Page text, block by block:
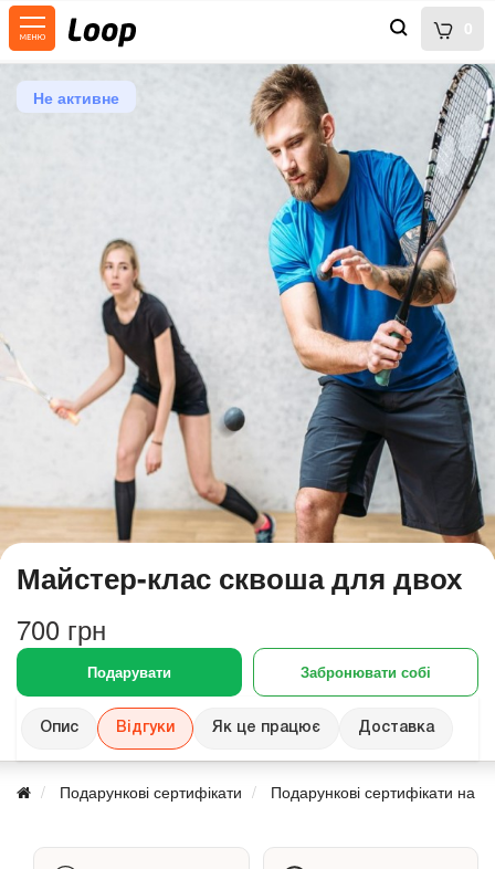
0
Не активне
Майстер-клас сквоша для двох
700 грн
Подарувати Забронювати собі
Опис Відгуки Як це працює Доставка
Подарункові сертифікати Подарункові сертифікати на